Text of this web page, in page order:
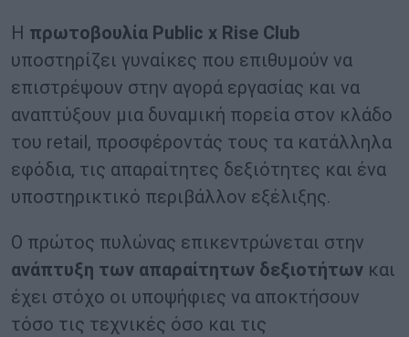
Η πρωτοβουλία Public x Rise Club
υποστηρίζει γυναίκες που επιθυμούν να
επιστρέψουν στην αγορά εργασίας και να
αναπτύξουν μια δυναμική πορεία στον κλάδο
του retail, προσφέροντάς τους τα κατάλληλα
εφόδια, τις απαραίτητες δεξιότητες και ένα
υποστηρικτικό περιβάλλον εξέλιξης.
Ο πρώτος πυλώνας επικεντρώνεται στην
ανάπτυξη των απαραίτητων δεξιοτήτων και
έχει στόχο οι υποψήφιες να αποκτήσουν
τόσο τις τεχνικές όσο και τις